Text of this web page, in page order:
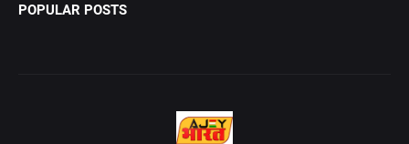
POPULAR POSTS